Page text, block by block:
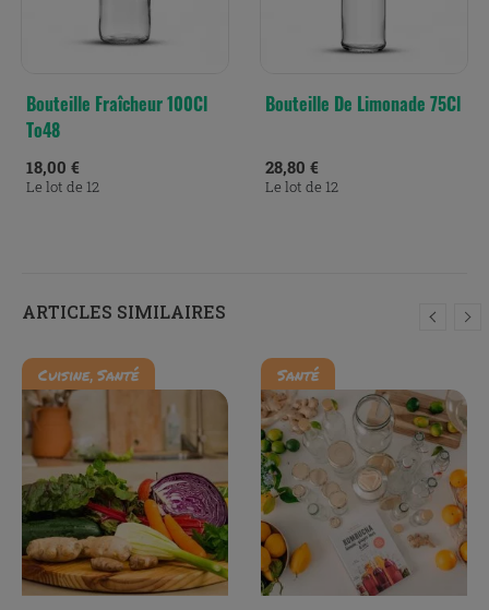
Bouteille Fraîcheur 100Cl
To48
18,00 €
Le lot de 12
Bouteille De Limonade 75Cl
28,80 €
Le lot de 12
ARTICLES SIMILAIRES
Cuisine, Santé Santé